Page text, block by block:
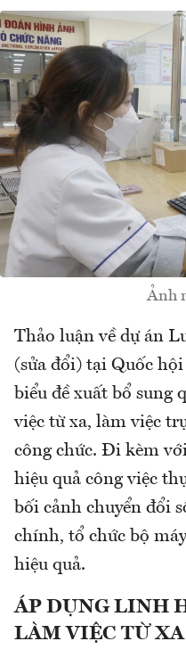
Ảnh
Thảo luận về dự án
(sửa đổi) tại Quốc
biểu đề xuất bổ sung
việc từ xa, làm việc
công chức. Đi kèm
hiệu quả công việc
bối cảnh chuyển đổi
chính, tổ chức bộ
hiệu quả.
ÁP DỤNG LINH
LÀM VIỆC TỪ XA